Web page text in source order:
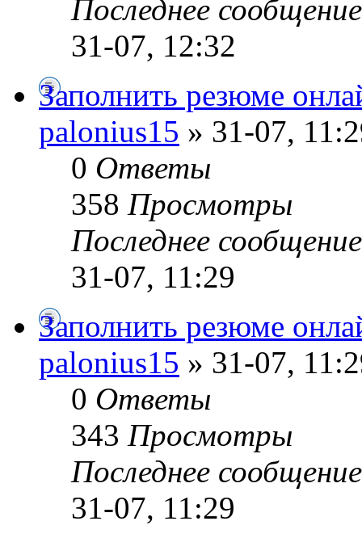
Последнее
31-07, 12:32
Заполнить резюме
palonius15 » 31-07,
0 Ответы
358 Просмотры
Последнее
31-07, 11:29
Заполнить резюме
palonius15 » 31-07,
0 Ответы
343 Просмотры
Последнее
31-07, 11:29